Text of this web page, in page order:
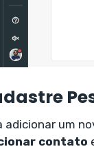
adicionar um
contato